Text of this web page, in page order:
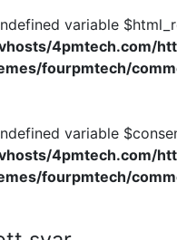
variable
4pmtech.com/
fourpmtech/
variable
4pmtech.com/
fourpmtech/